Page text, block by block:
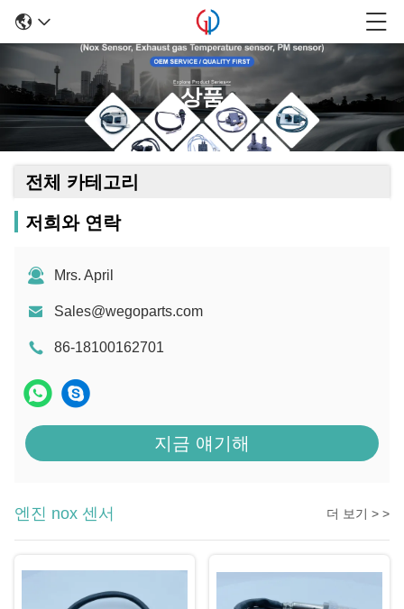
상품
전체 카테고리
저희와 연락
Mrs. April
Sales@wegoparts.com
86-18100162701
지금 얘기해
엔진 nox 센서 더 보기 > >